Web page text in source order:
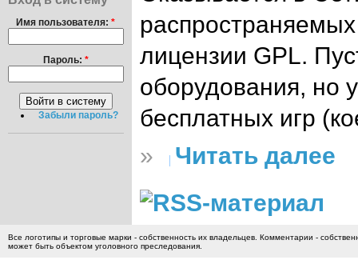
Имя пользователя:*
Пароль: *
Забыли пароль?
лицензии GPL.
оборудования, но
бесплатных игр
»
Читать далее
Все логотипы и торговые марки - собственность их владельцев. Комментарии -
может быть объектом уголовного преследования.